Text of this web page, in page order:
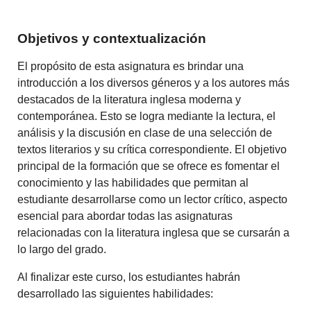
Objetivos y contextualización
El propósito de esta asignatura es brindar una
introducción a los diversos géneros y a los autores más
destacados de la literatura inglesa moderna y
contemporánea. Esto se logra mediante la lectura, el
análisis y la discusión en clase de una selección de
textos literarios y su crítica correspondiente. El objetivo
principal de la formación que se ofrece es fomentar el
conocimiento y las habilidades que permitan al
estudiante desarrollarse como un lector crítico, aspecto
esencial para abordar todas las asignaturas
relacionadas con la literatura inglesa que se cursarán a
lo largo del grado.
Al finalizar este curso, los estudiantes habrán
desarrollado las siguientes habilidades: